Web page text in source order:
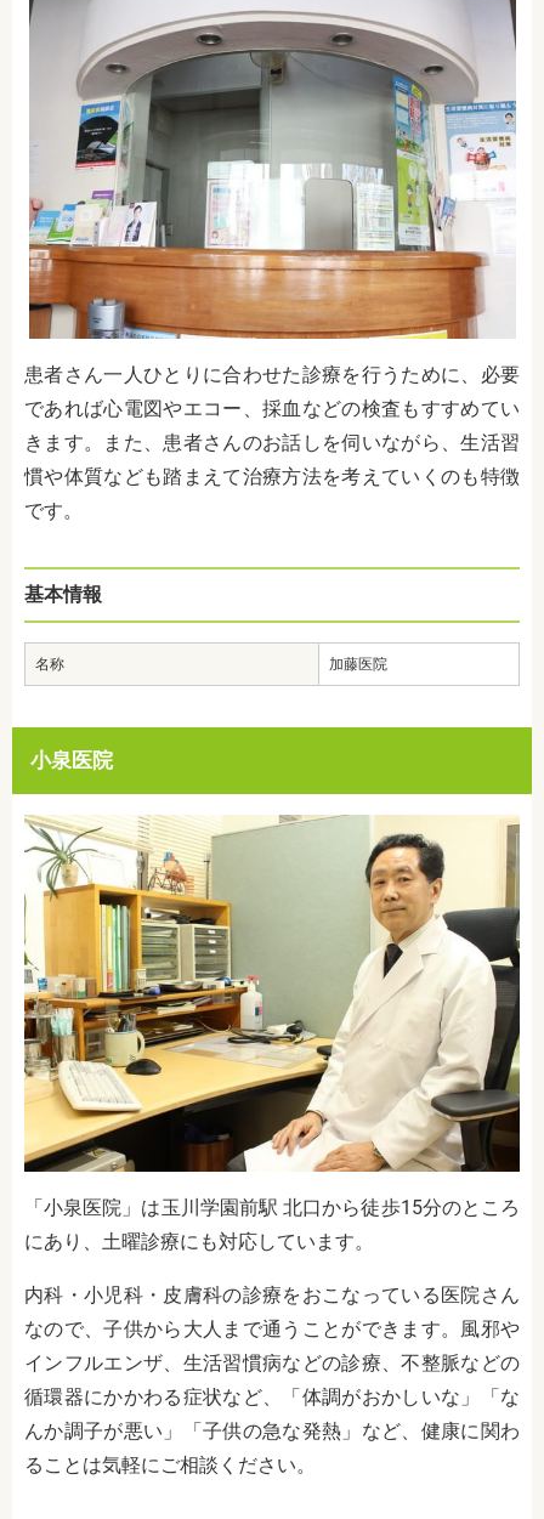
患者さん一人ひとりに合わせた診療を行うために、必要
であれば心電図やエコー、採血などの検査もすすめてい
きます。また、患者さんのお話しを伺いながら、生活習
慣や体質なども踏まえて治療方法を考えていくのも特徴
です。
基本情報
名称 加藤医院
小泉医院
「小泉医院」は玉川学園前駅 北口から徒歩15分のところ
にあり、土曜診療にも対応しています。
内科・小児科・皮膚科の診療をおこなっている医院さん
なので、子供から大人まで通うことができます。 風邪や
インフルエンザ、生活習慣病などの診療、不整脈などの
循環器にかかわる症状など、「体調がおかしいな」「な
んか調子が悪い」「子供の急な発熱」など、健康に関わ
ることは気軽にご相談ください。